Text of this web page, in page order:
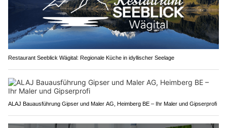
Restaurant Seeblick Wägital: Regionale Küche in idyllischer Seelage
ALAJ Bauausführung Gipser und Maler AG, Heimberg BE – Ihr Maler und Gipserprofi